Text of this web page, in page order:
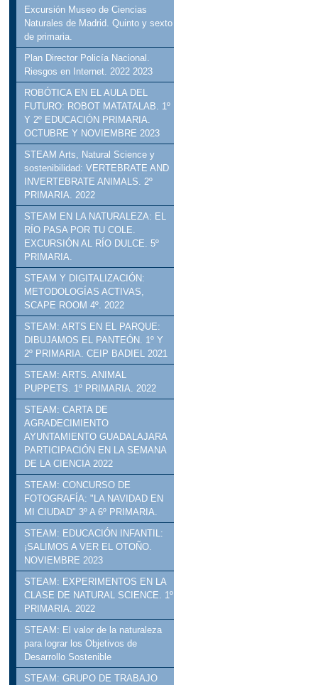
Excursión Museo de Ciencias
Naturales de Madrid. Quinto y sexto
de primaria.
Plan Director Policía Nacional.
Riesgos en Internet. 2022 2023
ROBÓTICA EN EL AULA DEL
FUTURO: ROBOT MATATALAB. 1º
Y 2º EDUCACIÓN PRIMARIA.
OCTUBRE Y NOVIEMBRE 2023
STEAM Arts, Natural Science y
sostenibilidad: VERTEBRATE AND
INVERTEBRATE ANIMALS. 2º
PRIMARIA. 2022
STEAM EN LA NATURALEZA: EL
RÍO PASA POR TU COLE.
EXCURSIÓN AL RÍO DULCE. 5º
PRIMARIA.
STEAM Y DIGITALIZACIÓN:
METODOLOGÍAS ACTIVAS,
SCAPE ROOM 4º. 2022
STEAM: ARTS EN EL PARQUE:
DIBUJAMOS EL PANTEÓN. 1º Y
2º PRIMARIA. CEIP BADIEL 2021
STEAM: ARTS. ANIMAL
PUPPETS. 1º PRIMARIA. 2022
STEAM: CARTA DE
AGRADECIMIENTO
AYUNTAMIENTO GUADALAJARA
PARTICIPACIÓN EN LA SEMANA
DE LA CIENCIA 2022
STEAM: CONCURSO DE
FOTOGRAFÍA: "LA NAVIDAD EN
MI CIUDAD" 3º A 6º PRIMARIA.
STEAM: EDUCACIÓN INFANTIL:
¡SALIMOS A VER EL OTOÑO.
NOVIEMBRE 2023
STEAM: EXPERIMENTOS EN LA
CLASE DE NATURAL SCIENCE. 1º
PRIMARIA. 2022
STEAM: El valor de la naturaleza
para lograr los Objetivos de
Desarrollo Sostenible
STEAM: GRUPO DE TRABAJO